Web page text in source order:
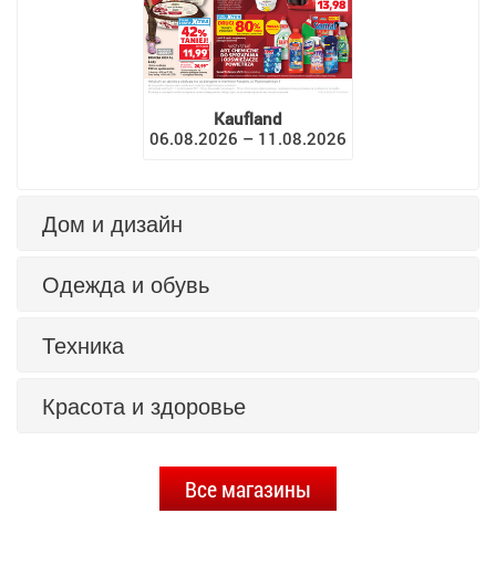
Kaufland
06.08.2026 – 11.08.2026
Дом и дизайн
Одежда и обувь
Техника
Красота и здоровье
Все магазины